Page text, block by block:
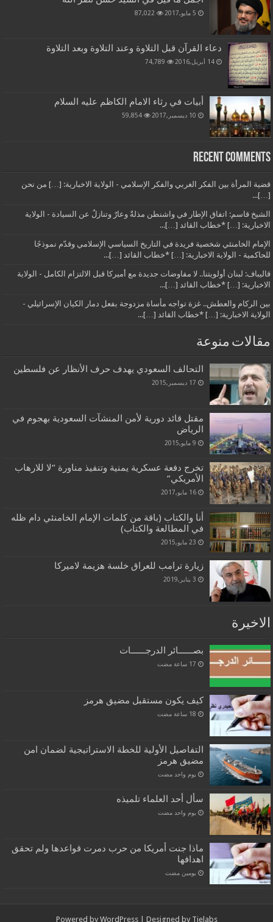
5 مايو,2017 87,022
دعاء القرآن قبل التلاوة وعند التلاوة وبعد التلاوة
14 أبريل,2016 74,789
أبيات في رثاء الامام الكاظم عليه السلام
10 ديسمبر,2017 59,854
Recent Comments
قضية المرأة بين الفكر الغربي والفكر الإسلامي - الولاية الاخبارية: […] من نحن
[…]...
الشيخ قاسم: اتفاق الإطار في واشنطن مذلةٌ وعارٌ وتنازلٌ عن السيادة - الولاية
الاخبارية: […] *خطاب القائد […]...
الإمام الخامنئي شخصية فريدة في التاريخ السياسي الإسلامي وقدّم نموذجًا
للحاكمية - الولاية الاخبارية: […] *خطاب القائد […]...
قاليباف: لبنان أولويتنا.. لا مفاوضات جديدة مع أميركا قبل الالتزام الكامل - الولاية
الاخبارية: […] *خطاب القائد […]...
بين الركام والعطش.. غزة تواجه مأساة مزدوجة بفعل دمار الكيان الإسرائيلي -
الولاية الاخبارية: […] *خطاب القائد […]...
مقالات منوعة
التحالف السعودي يهدف حرف الأنظار عن فلسطين
17 ديسمبر,2015
مقتل قائد دورية لأمن المنشآت السعودية بهجوم في
الرياض
9 مايو,2015
تخرج دفعة عسكرية يمنية وتنفيذ مناورة “لا للارهاب
الأمريكي”
16 مايو,2017
أنا والكتاب (باقة من كلمات الإمام الخامنئي دام ظله
في المطالعة والكتاب)
23 مايو,2015
زيارة ترامب للعراق خلسة هزيمة لاميركا
3 يناير,2019
الاخيرة
بصــــــائر الدرجــــــات
كيف يكون مستقبل مضيق هرمز
التفاصيل الأولية للخطة الاستراتيجية لضمان امن
مضيق هرمز
‏يوم واحد مضت
سأل أحد العلماء تلميذه
‏يوم واحد مضت
ماذا جنت أمريكا من حرب دمرت قواعدها ولم تحقق
اهدافها
‏يومين مضت
Powered by WordPress| Designed by Tielabs